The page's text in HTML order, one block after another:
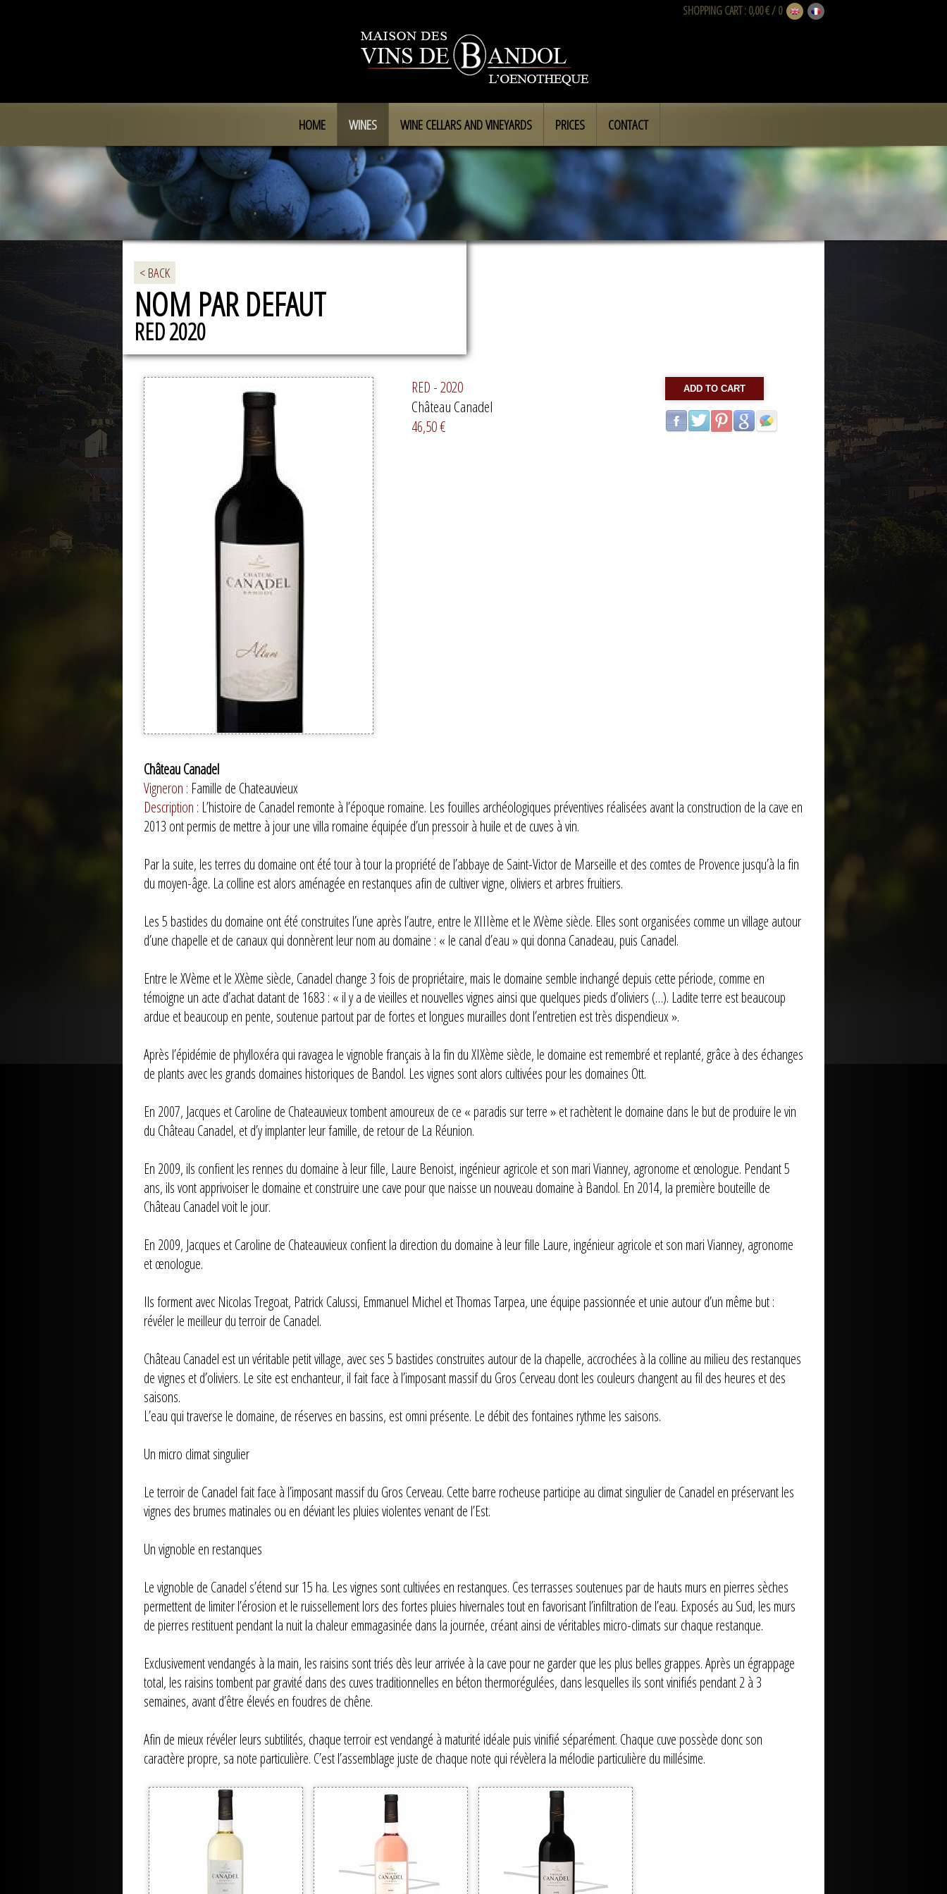
SHOPPING CART: 0,00 € / 0
HOME WINES WINE CELLARS AND VINEYARDS PRICES CONTACT
< BACK
NOM PAR DEFAUT
RED 2020
RED - 2020
Château Canadel
46,50 €
ADD TO CART
Château Canadel
Vigneron : Famille de Chateauvieux
Description : L’histoire de Canadel remonte à l’époque romaine. Les fouilles archéologiques préventives réalisées avant la construction de la cave en
2013 ont permis de mettre à jour une villa romaine équipée d’un pressoir à huile et de cuves à vin.
Par la suite, les terres du domaine ont été tour à tour la propriété de l’abbaye de Saint-Victor de Marseille et des comtes de Provence jusqu’à la fin
du moyen-âge. La colline est alors aménagée en restanques afin de cultiver vigne, oliviers et arbres fruitiers.
Les 5 bastides du domaine ont été construites l’une après l’autre, entre le XIIIème et le XVème siècle. Elles sont organisées comme un village autour
d’une chapelle et de canaux qui donnèrent leur nom au domaine : « le canal d’eau » qui donna Canadeau, puis Canadel.
Entre le XVème et le XXème siècle, Canadel change 3 fois de propriétaire, mais le domaine semble inchangé depuis cette période, comme en
témoigne un acte d’achat datant de 1683 : « il y a de vieilles et nouvelles vignes ainsi que quelques pieds d’oliviers (…). Ladite terre est beaucoup
ardue et beaucoup en pente, soutenue partout par de fortes et longues murailles dont l’entretien est très dispendieux ».
Après l’épidémie de phylloxéra qui ravagea le vignoble français à la fin du XIXème siècle, le domaine est remembré et replanté, grâce à des échanges
de plants avec les grands domaines historiques de Bandol. Les vignes sont alors cultivées pour les domaines Ott.
En 2007, Jacques et Caroline de Chateauvieux tombent amoureux de ce « paradis sur terre » et rachètent le domaine dans le but de produire le vin
du Château Canadel, et d’y implanter leur famille, de retour de La Réunion.
En 2009, ils confient les rennes du domaine à leur fille, Laure Benoist, ingénieur agricole et son mari Vianney, agronome et œnologue. Pendant 5
ans, ils vont apprivoiser le domaine et construire une cave pour que naisse un nouveau domaine à Bandol. En 2014, la première bouteille de
Château Canadel voit le jour.
En 2009, Jacques et Caroline de Chateauvieux confient la direction du domaine à leur fille Laure, ingénieur agricole et son mari Vianney, agronome
et œnologue.
Ils forment avec Nicolas Tregoat, Patrick Calussi, Emmanuel Michel et Thomas Tarpea, une équipe passionnée et unie autour d’un même but :
révéler le meilleur du terroir de Canadel.
Château Canadel est un véritable petit village, avec ses 5 bastides construites autour de la chapelle, accrochées à la colline au milieu des restanques
de vignes et d’oliviers. Le site est enchanteur, il fait face à l’imposant massif du Gros Cerveau dont les couleurs changent au fil des heures et des
saisons.
L’eau qui traverse le domaine, de réserves en bassins, est omni présente. Le débit des fontaines rythme les saisons.
Un micro climat singulier
Le terroir de Canadel fait face à l’imposant massif du Gros Cerveau. Cette barre rocheuse participe au climat singulier de Canadel en préservant les
vignes des brumes matinales ou en déviant les pluies violentes venant de l’Est.
Un vignoble en restanques
Le vignoble de Canadel s’étend sur 15 ha. Les vignes sont cultivées en restanques. Ces terrasses soutenues par de hauts murs en pierres sèches
permettent de limiter l’érosion et le ruissellement lors des fortes pluies hivernales tout en favorisant l’infiltration de l’eau. Exposés au Sud, les murs
de pierres restituent pendant la nuit la chaleur emmagasinée dans la journée, créant ainsi de véritables micro-climats sur chaque restanque.
Exclusivement vendangés à la main, les raisins sont triés dès leur arrivée à la cave pour ne garder que les plus belles grappes. Après un égrappage
total, les raisins tombent par gravité dans des cuves traditionnelles en béton thermorégulées, dans lesquelles ils sont vinifiés pendant 2 à 3
semaines, avant d’être élevés en foudres de chêne.
Afin de mieux révéler leurs subtilités, chaque terroir est vendangé à maturité idéale puis vinifié séparément. Chaque cuve possède donc son
caractère propre, sa note particulière. C’est l’assemblage juste de chaque note qui révèlera la mélodie particulière du millésime.